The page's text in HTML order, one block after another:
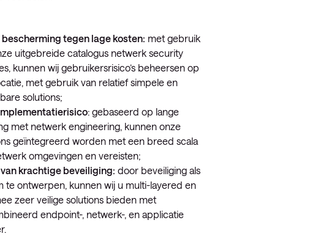
bescherming tegen lage kosten: met gebruik
uitgebreide catalogus netwerk security
kunnen wij gebruikersrisico’s beheersen op
met gebruik van relatief simpele en
solutions;
: gebaseerd op lange
met netwerk engineering, kunnen onze
geïntegreerd worden met een breed scala
omgevingen en vereisten;
krachtige beveiliging: door beveiliging als
te ontwerpen, kunnen wij u multi-layered en
zeer veilige solutions bieden met
endpoint-, netwerk-, en applicatie